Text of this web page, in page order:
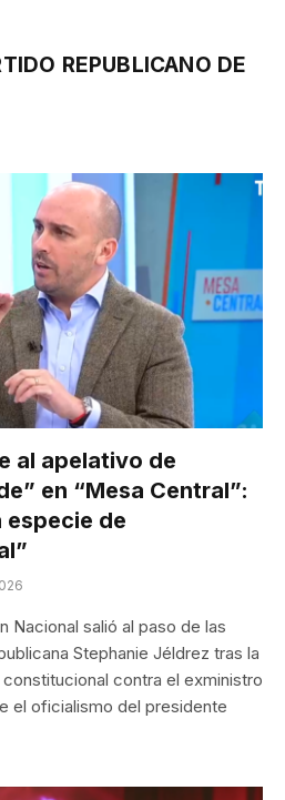
REPUBLICANO DE
al apelativo de
en “Mesa Central”:
especie de
Nacional salió al paso de las
Stephanie Jéldrez tras la
contra el exministro
el oficialismo del presidente